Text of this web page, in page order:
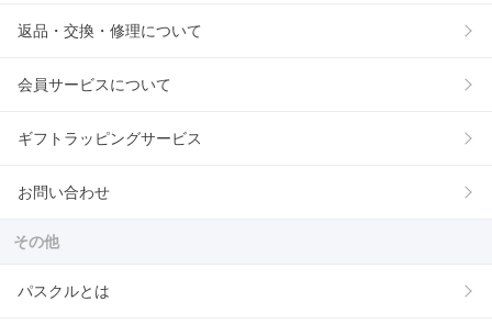
返品・交換・修理について
会員サービスについて
ギフトラッピングサービス
お問い合わせ
その他
パスクルとは